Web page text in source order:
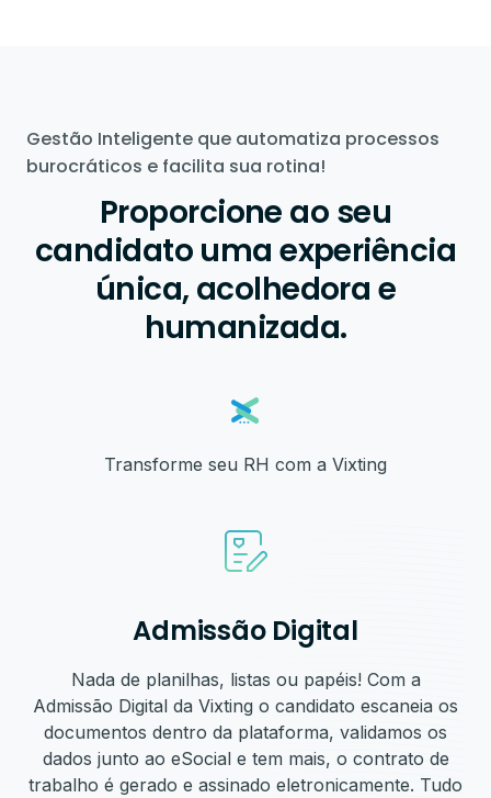
Gestão Inteligente que automatiza processos
burocráticos e facilita sua rotina!
Proporcione ao seu
candidato uma experiência
única, acolhedora e
humanizada.
Transforme seu RH com a Vixting
Admissão Digital
Nada de planilhas, listas ou papéis! Com a
Admissão Digital da Vixting o candidato escaneia os
documentos dentro da plataforma, validamos os
dados junto ao eSocial e tem mais, o contrato de
trabalho é gerado e assinado eletronicamente. Tudo